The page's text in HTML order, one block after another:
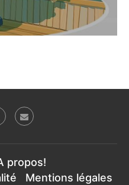
propos!
Mentions légales